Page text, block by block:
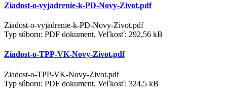
Ziadost-o-vyjadrenie-k-PD-Novy-Zivot.pdf
Ziadost-o-vyjadrenie-k-PD-Novy-Zivot.pdf
Typ súboru: PDF dokument, Veľkosť: 292,56 kB
Ziadost-o-TPP-VK-Novy-Zivot.pdf
Ziadost-o-TPP-VK-Novy-Zivot.pdf
Typ súboru: PDF dokument, Veľkosť: 324,5 kB